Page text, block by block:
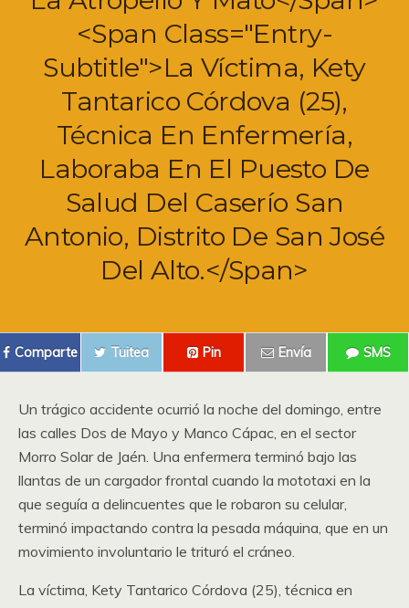
<span Class="entry-
Subtitle">La Víctima, Kety
Tantarico Córdova (25),
Técnica En Enfermería,
Laboraba En El Puesto De
Salud Del Caserío San
Antonio, Distrito De San José
Del Alto.</span>
Comparte Tuitea Pin Envía SMS
Un trágico accidente ocurrió la noche del domingo, entre
las calles Dos de Mayo y Manco Cápac, en el sector
Morro Solar de Jaén. Una enfermera terminó bajo las
llantas de un cargador frontal cuando la mototaxi en la
que seguía a delincuentes que le robaron su celular,
terminó impactando contra la pesada máquina, que en un
movimiento involuntario le trituró el cráneo.
La víctima, Kety Tantarico Córdova (25), técnica en